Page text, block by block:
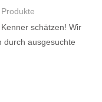
Produkte
schätzen! Wir
durch ausgesuchte